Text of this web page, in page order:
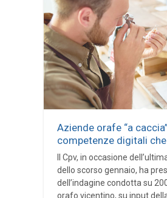
Aziende orafe “a
competenze digitali
Il Cpv, in occasione
dello scorso gennaio, ha
dell’indagine condotta su
orafo vicentino, su input della